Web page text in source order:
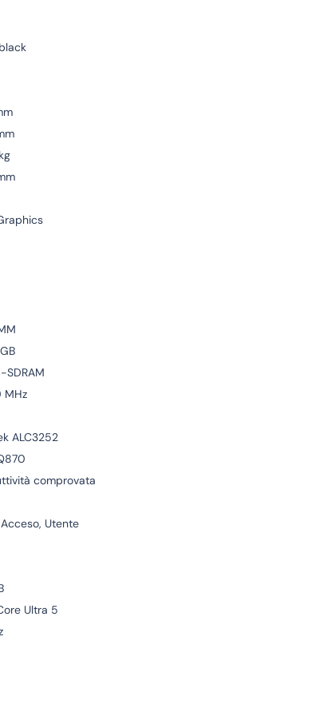
SDRAM
ALC3252
comprovata
Acceso, Utente
Ultra 5